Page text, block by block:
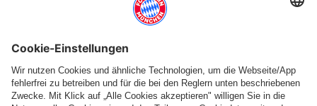
Diesen Artikel teilen